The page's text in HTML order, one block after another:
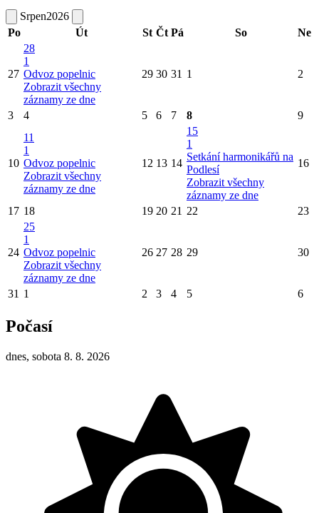
Srpen2026
Po
Út St Čt Pá So Ne
27
28
1
Odvoz popelnic
Zobrazit všechny
záznamy ze dne
29 30 31 1 2
3 4 5 6 7 8 9
10
11
1
Odvoz popelnic
Zobrazit všechny
záznamy ze dne
12 13 14
15
1
Setkání harmonikářů na
Podlesí
Zobrazit všechny
záznamy ze dne
16
17 18 19 20 21 22 23
24
25
1
Odvoz popelnic
Zobrazit všechny
záznamy ze dne
26 27 28 29 30
31 1 2 3 4 5 6
Počasí
dnes, sobota 8. 8. 2026